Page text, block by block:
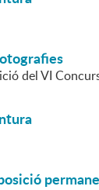
del VI